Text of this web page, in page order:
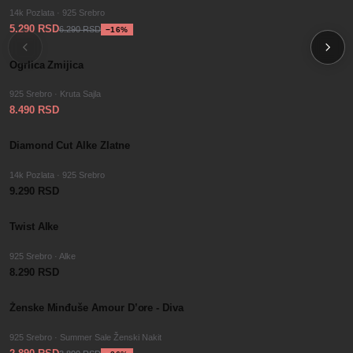
14k Pozlata · 925 Srebro
5.290 RSD6.290 RSD −16%
SALE
Ogrlica Zmijica
925 Srebro · Kruta Sajla
8.490 RSD
GOLD
Diamond Cut Alke Zlatne
14k Pozlata · 925 Srebro
9.290 RSD
Twist Alke
925 Srebro · Alke
8.290 RSD
−26%
SALE
Ženske Minđuše Amour D’ore - Diva
925 Srebro · Summer Sale Ženski Nakit